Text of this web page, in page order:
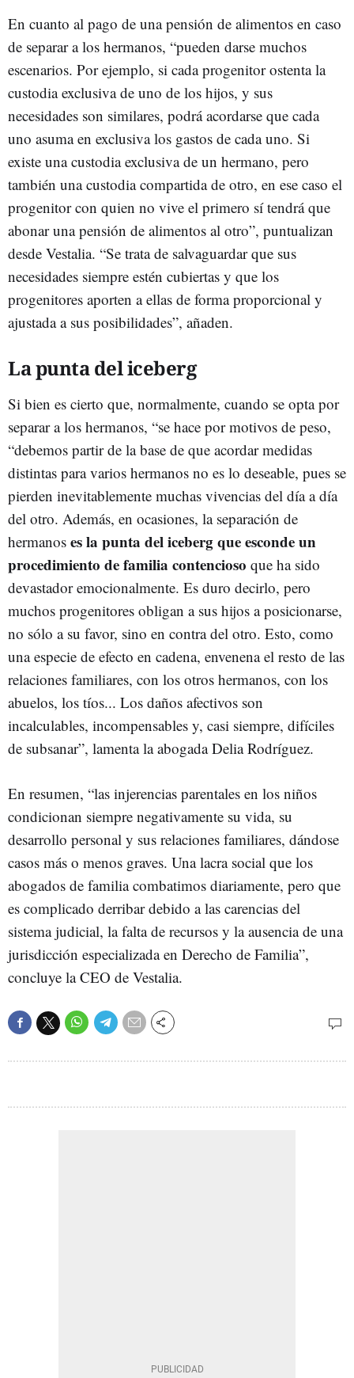
En cuanto al pago de una pensión de alimentos en caso
de separar a los hermanos, “pueden darse muchos
escenarios. Por ejemplo, si cada progenitor ostenta la
custodia exclusiva de uno de los hijos, y sus
necesidades son similares, podrá acordarse que cada
uno asuma en exclusiva los gastos de cada uno. Si
existe una custodia exclusiva de un hermano, pero
también una custodia compartida de otro, en ese caso el
progenitor con quien no vive el primero sí tendrá que
abonar una pensión de alimentos al otro”, puntualizan
desde Vestalia. “Se trata de salvaguardar que sus
necesidades siempre estén cubiertas y que los
progenitores aporten a ellas de forma proporcional y
ajustada a sus posibilidades”, añaden.
La punta del iceberg
Si bien es cierto que, normalmente, cuando se opta por
separar a los hermanos, “se hace por motivos de peso,
“debemos partir de la base de que acordar medidas
distintas para varios hermanos no es lo deseable, pues se
pierden inevitablemente muchas vivencias del día a día
del otro. Además, en ocasiones, la separación de
hermanos es la punta del iceberg que esconde un
procedimiento de familia contencioso que ha sido
devastador emocionalmente. Es duro decirlo, pero
muchos progenitores obligan a sus hijos a posicionarse,
no sólo a su favor, sino en contra del otro. Esto, como
una especie de efecto en cadena, envenena el resto de las
relaciones familiares, con los otros hermanos, con los
abuelos, los tíos... Los daños afectivos son
incalculables, incompensables y, casi siempre, difíciles
de subsanar”, lamenta la abogada Delia Rodríguez.
En resumen, “las injerencias parentales en los niños
condicionan siempre negativamente su vida, su
desarrollo personal y sus relaciones familiares, dándose
casos más o menos graves. Una lacra social que los
abogados de familia combatimos diariamente, pero que
es complicado derribar debido a las carencias del
sistema judicial, la falta de recursos y la ausencia de una
jurisdicción especializada en Derecho de Familia”,
concluye la CEO de Vestalia.